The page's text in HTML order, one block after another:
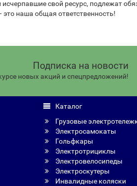
свой ресурс, подлежат
наша общая ответственность!
Подписка на новости
новых акций и спецпредложений!
Каталог
Грузовые
Электросамокаты
Гольфкары
Электротрициклы
Электровелосипеды
Электроскутеры
Инвалидные коляски